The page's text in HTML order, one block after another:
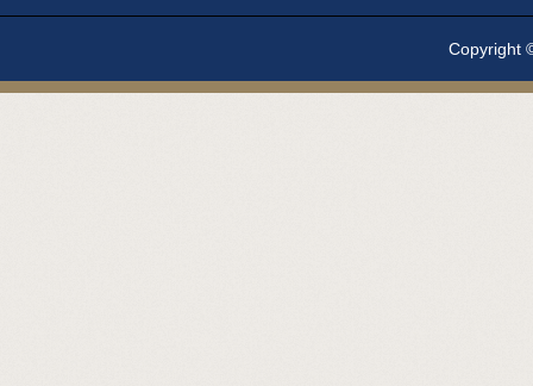
Copyright